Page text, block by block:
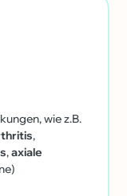
wie z.B.
,
,axiale